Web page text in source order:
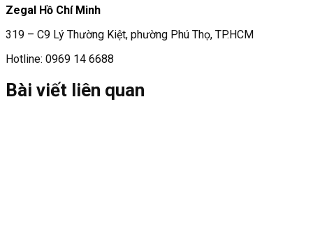
Zegal Hồ Chí Minh
319 – C9 Lý Thường Kiệt, phường Phú Thọ, TP.HCM
Hotline: 0969 14 6688
Bài viết liên quan